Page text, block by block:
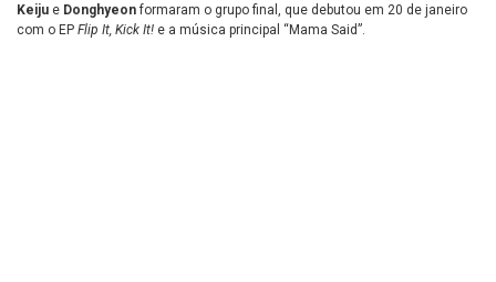
Keiju e Donghyeonformaram o grupo final, que debutou em 20 de janeiro
com o EP Flip It, Kick It! e a música principal “Mama Said”.